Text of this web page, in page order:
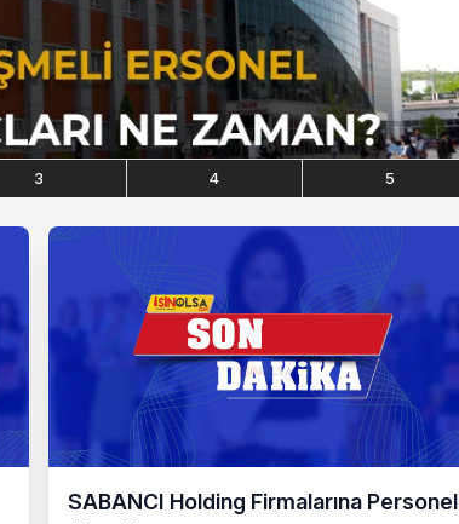
3 4 5
SABANCI Holding Firmalarına Personel